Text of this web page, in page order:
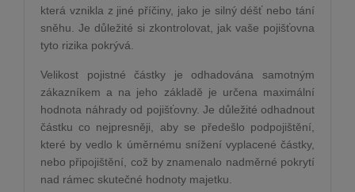
která vznikla z jiné příčiny, jako je silný déšť nebo tání
sněhu. Je důležité si zkontrolovat, jak vaše pojišťovna
tyto rizika pokrývá.
Velikost pojistné částky je odhadována samotným
zákazníkem a na jeho základě je určena maximální
hodnota náhrady od pojišťovny. Je důležité odhadnout
částku co nejpresněji, aby se předešlo podpojištění,
které by vedlo k úměrnému snížení vyplacené částky,
nebo připojištění, což by znamenalo nadměrné pokrytí
nad rámec skutečné hodnoty majetku.